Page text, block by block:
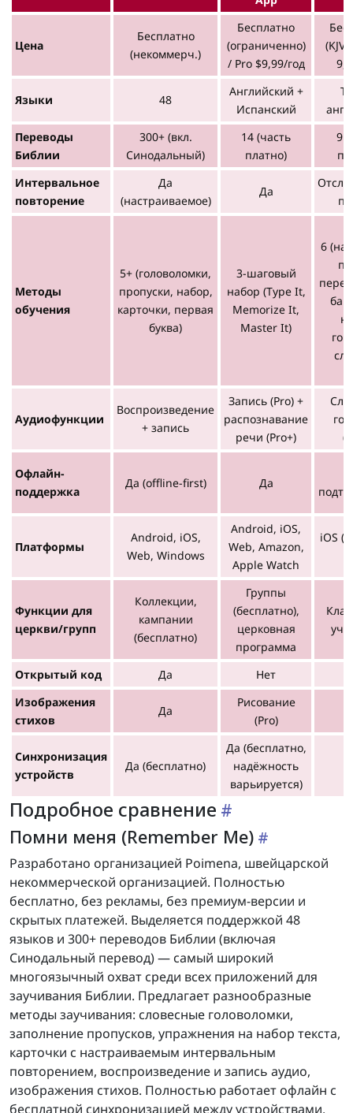
Цена
Бесплатно
(некоммерч.)
Бесплатно
(ограниченно)
/ Pro $9,99/год
Языки 48
Английский +
Испанский
Переводы
Библии
300+ (вкл.
Синодальный)
14 (часть
платно)
9
Интервальное
повторение
Да
(настраиваемое)
Да
Методы
обучения
5+ (головоломки,
пропуски, набор,
карточки, первая
буква)
3-шаговый
набор (Type It,
Memorize It,
Master It)
6
Аудиофункции
Воспроизведение
+ запись
Запись (Pro) +
распознавание
речи (Pro+)
Офлайн-
поддержка
Да (offline-first) Да
Платформы
Android, iOS,
Web, Windows
Android, iOS,
Web, Amazon,
Apple Watch
iOS
Функции для
церкви/групп
Коллекции,
кампании
(бесплатно)
Группы
(бесплатно),
церковная
программа
Открытый код Да Нет
Изображения
стихов
Да
Рисование
(Pro)
Синхронизация
устройств
Да (бесплатно)
Да (бесплатно,
надёжность
варьируется)
Подробное сравнение
Помни меня (Remember Me)
Разработано организацией Poimena, швейцарской
некоммерческой организацией. Полностью
бесплатно, без рекламы, без премиум-версии и
скрытых платежей. Выделяется поддержкой 48
языков и 300+ переводов Библии (включая
Синодальный перевод) — самый широкий
многоязычный охват среди всех приложений для
заучивания Библии. Предлагает разнообразные
методы заучивания: словесные головоломки,
заполнение пропусков, упражнения на набор текста,
карточки с настраиваемым интервальным
повторением, воспроизведение и запись аудио,
изображения стихов. Полностью работает офлайн с
бесплатной синхронизацией между устройствами.